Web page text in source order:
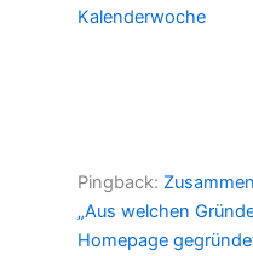
Kalenderwoche
Pingback:
„Aus welchen
Homepage